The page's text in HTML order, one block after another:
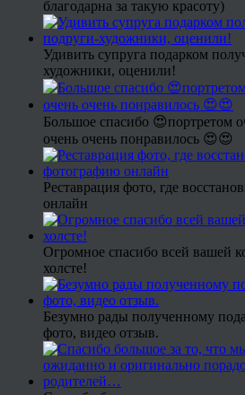
благодарна за такую красоту)
Удивить супруга подарком
художники, оценили!
Большое спасибо 😍портретом
очень очень понравилось 😍😍
Реставрация фото, где
онлайн
Огромное спасибо всей вашей
холсте!
Безумно рады полученному
фото, видео отзыв.